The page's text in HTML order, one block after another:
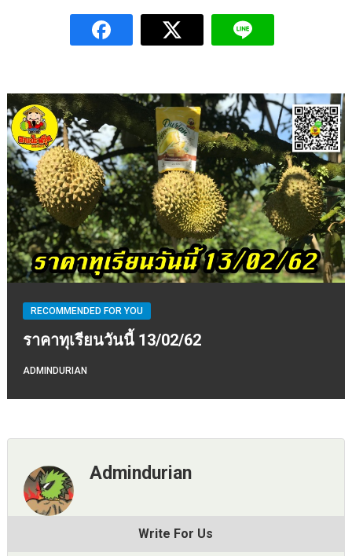
RECOMMENDED FOR YOU
ราคาทุเรียนวันนี้ 13/02/62
ADMINDURIAN
Admindurian
Write For Us